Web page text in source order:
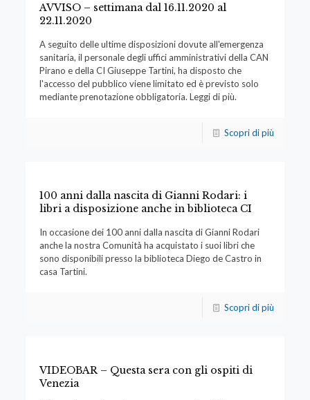
AVVISO – settimana dal 16.11.2020 al
22.11.2020
A seguito delle ultime disposizioni dovute all'emergenza
sanitaria, il personale degli uffici amministrativi della CAN
Pirano e della CI Giuseppe Tartini, ha disposto che
l'accesso del pubblico viene limitato ed è previsto solo
mediante prenotazione obbligatoria. Leggi di più.
Scopri di più
100 anni dalla nascita di Gianni Rodari: i
libri a disposizione anche in biblioteca CI
In occasione dei 100 anni dalla nascita di Gianni Rodari
anche la nostra Comunità ha acquistato i suoi libri che
sono disponibili presso la biblioteca Diego de Castro in
casa Tartini.
Scopri di più
VIDEOBAR – Questa sera con gli ospiti di
Venezia